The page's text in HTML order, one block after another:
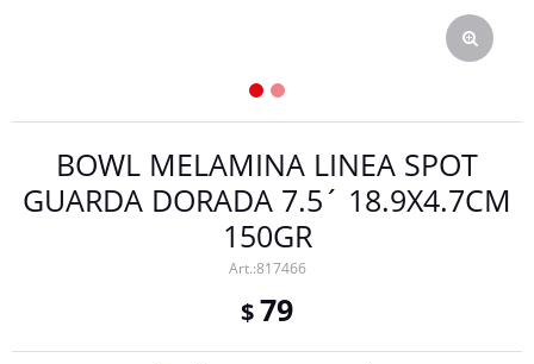
BOWL MELAMINA LINEA SPOT
GUARDA DORADA 7.5´ 18.9X4.7CM
150GR
817466
$79